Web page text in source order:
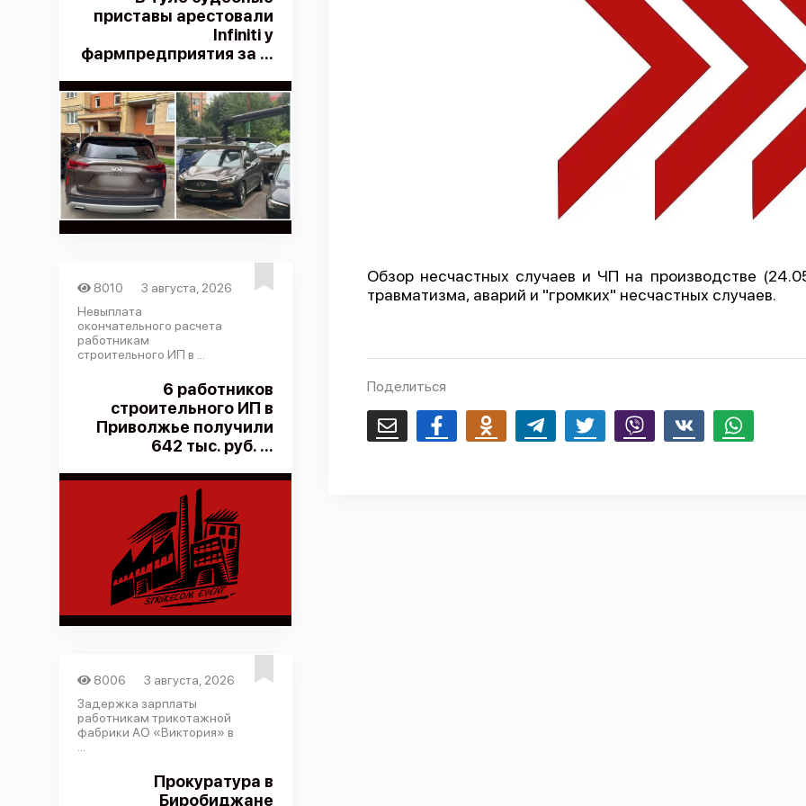
приставы арестовали
Infiniti у
фармпредприятия за ...
8010
3 августа, 2026
Невыплата
окончательного расчета
работникам
строительного ИП в ...
6 работников
строительного ИП в
Приволжье получили
642 тыс. руб. ...
8006
3 августа, 2026
Задержка зарплаты
работникам трикотажной
фабрики АО «Виктория» в
Прокуратура в
Биробиджане
Обзор несчастных случаев и ЧП на производстве
травматизма, аварий и "громких" несчастных случаев.
Поделиться
Email FacebookOdnoklassnikiTelegram Twitter Viber Whatsapp